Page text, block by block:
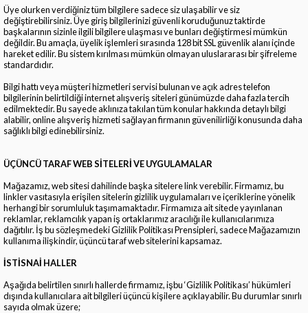
Üye olurken verdiğiniz tüm bilgilere sadece siz ulaşabilir ve siz
değiştirebilirsiniz. Üye giriş bilgilerinizi güvenli koruduğunuz taktirde
başkalarının sizinle ilgili bilgilere ulaşması ve bunları değiştirmesi mümkün
değildir. Bu amaçla, üyelik işlemleri sırasında 128 bit SSL güvenlik alanı içinde
hareket edilir. Bu sistem kırılması mümkün olmayan uluslararası bir şifreleme
standardıdır.
Bilgi hattı veya müşteri hizmetleri servisi bulunan ve açık adres telefon
bilgilerinin belirtildiği internet alışveriş siteleri günümüzde daha fazla tercih
edilmektedir. Bu sayede aklınıza takılan tüm konular hakkında detaylı bilgi
alabilir, online alışveriş hizmeti sağlayan firmanın güvenilirliği konusunda daha
sağlıklı bilgi edinebilirsiniz.
ÜÇÜNCÜ TARAF WEB SİTELERİ VE UYGULAMALAR
Mağazamız, web sitesi dahilinde başka sitelere link verebilir. Firmamız, bu
linkler vasıtasıyla erişilen sitelerin gizlilik uygulamaları ve içeriklerine yönelik
herhangi bir sorumluluk taşımamaktadır. Firmamıza ait sitede yayınlanan
reklamlar, reklamcılık yapan iş ortaklarımız aracılığı ile kullanıcılarımıza
dağıtılır. İş bu sözleşmedeki Gizlilik Politikası Prensipleri, sadece Mağazamızın
kullanıma ilişkindir, üçüncü taraf web sitelerini kapsamaz.
İSTİSNAİ HALLER
Aşağıda belirtilen sınırlı hallerde firmamız, işbu ‘Gizlilik Politikası’ hükümleri
dışında kullanıcılara ait bilgileri üçüncü kişilere açıklayabilir. Bu durumlar sınırlı
sayıda olmak üzere;